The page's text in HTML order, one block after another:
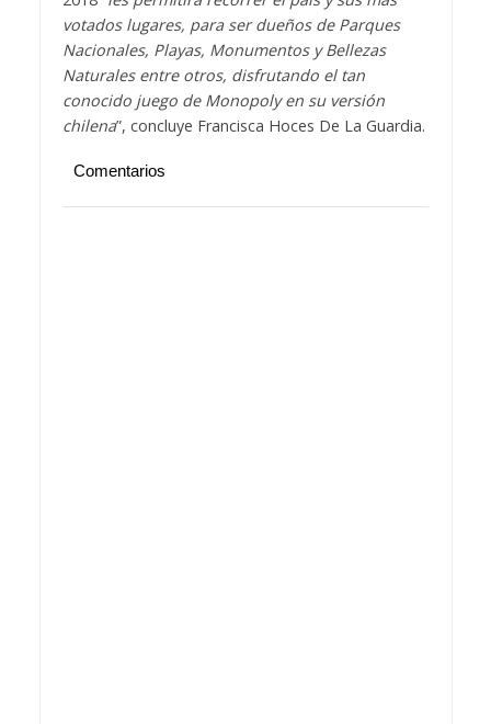
votados lugares, para ser dueños de Parques
Nacionales, Playas, Monumentos y Bellezas
Naturales entre otros, disfrutando el tan
conocido juego de Monopoly en su versión
chilena”, concluye Francisca Hoces De La Guardia.
Comentarios